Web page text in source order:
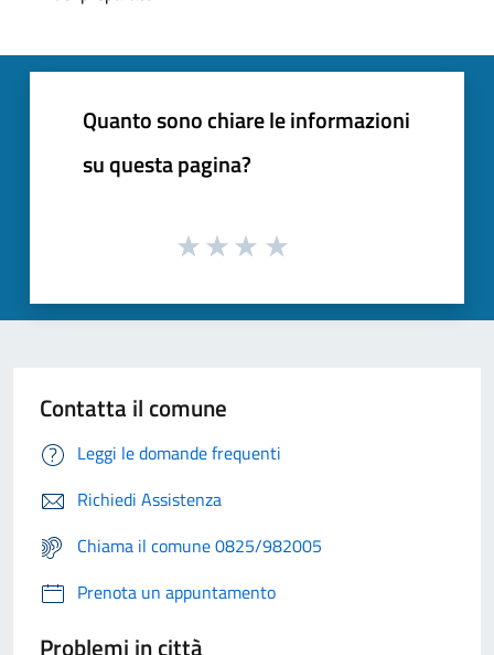
Quanto sono chiare le informazioni
su questa pagina?
Contatta il comune
Leggi le domande frequenti
Richiedi Assistenza
Chiama il comune 0825/982005
Prenota un appuntamento
Problemi in città